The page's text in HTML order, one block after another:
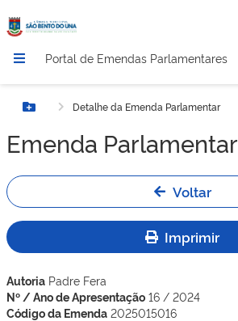
Portal de Emendas Parlamentares
Botão MenuDetalhe da Emenda Parlamentar
Emenda Parlamentar
Voltar
Imprimir
Autoria Padre Fera
Nº / Ano de Apresentação 16 / 2024
Código da Emenda 2025015016